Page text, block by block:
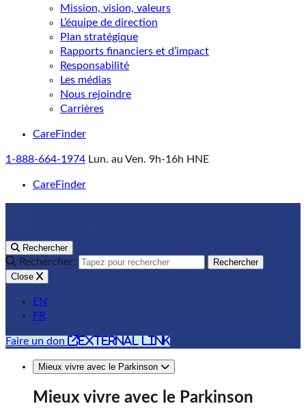
Mission, vision, valeurs
L’équipe de direction
Plan stratégique
Rapports financiers et d’impact
Responsabilité
Les médias
Nous rejoindre
Carrières
CareFinder
1-888-664-1974 Lun. au Ven. 9h-16h HNE
CareFinder
Rechercher
Rechercher:
Rechercher
Close
EN
FR
Faire un don external link
Mieux vivre avec le Parkinson
Mieux vivre avec le Parkinson